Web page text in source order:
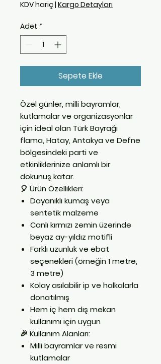
KDV hariç| Kargo Detayları
Adet *
Sepete Ekle
Özel günler, milli bayramlar,
kutlamalar ve organizasyonlar
için ideal olan Türk Bayrağı
flama, Hatay, Antakya ve Defne
bölgesindeki parti ve
etkinliklerinize anlamlı bir
dokunuş katar.
🎈 Ürün Özellikleri:
Dayanıklı kumaş veya
sentetik malzeme
Canlı kırmızı zemin üzerinde
beyaz ay-yıldız motifli
Farklı uzunluk ve ebat
seçenekleri (örneğin 1 metre,
3 metre)
Kolay asılabilir ip ve halkalarla
donatılmış
Hem iç hem dış mekan
kullanımı için uygun
🎉 Kullanım Alanları:
Milli bayramlar ve resmi
kutlamalar